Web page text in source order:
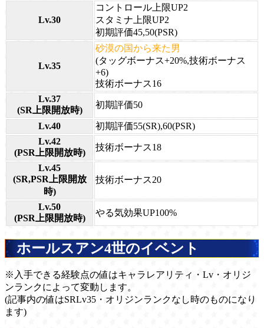
Lv.30
コントロール上限UP2
スタミナ上限UP2
初期評価45,50(PSR)
Lv.35
砂漠の国から来た男
(タッグボーナス+20%,技術ボーナス
+6)
技術ボーナス16
Lv.37
(SR上限開放時)
初期評価50
Lv.40
初期評価55(SR),60(PSR)
Lv.42
(PSR上限開放時)
技術ボーナス18
Lv.45
(SR,PSR上限開放
時)
技術ボーナス20
Lv.50
(PSR上限開放時)
やる気効果UP100%
ホールスアン4世のイベント
※入手できる経験点の値はキャラレアリティ・Lv・オリジ
ンランクによって変動します。
(記事内の値はSRLv35・オリジンランクなし時のものになり
ます)